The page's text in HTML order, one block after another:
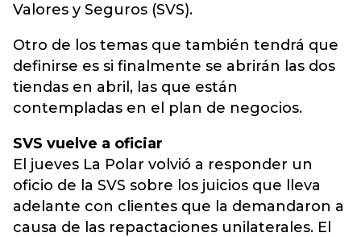
Valores y Seguros (SVS).
Otro de los temas que también tendrá que
definirse es si finalmente se abrirán las dos
tiendas en abril, las que están
contempladas en el plan de negocios.
SVS vuelve a oficiar
El jueves La Polar volvió a responder un
oficio de la SVS sobre los juicios que lleva
adelante con clientes que la demandaron a
causa de las repactaciones unilaterales. El